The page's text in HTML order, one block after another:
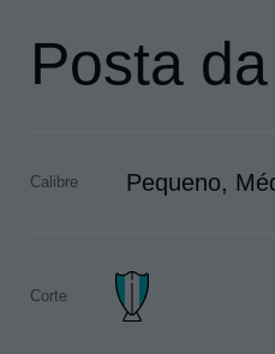
Posta
Calibre Pequeno,
Corte